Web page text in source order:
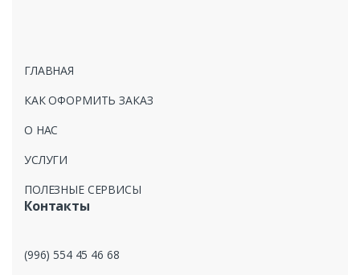
ГЛАВНАЯ
КАК ОФОРМИТЬ ЗАКАЗ
О НАС
УСЛУГИ
ПОЛЕЗНЫЕ СЕРВИСЫ
Контакты
(996) 554 45 46 68